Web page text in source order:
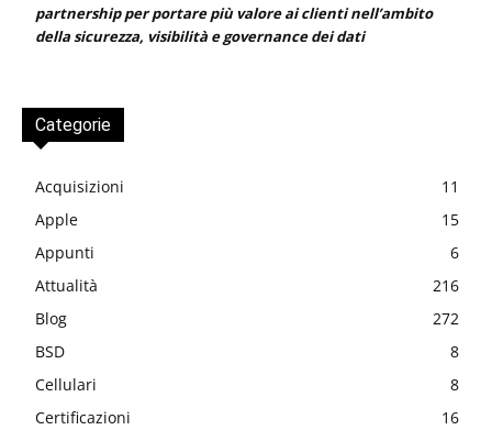
partnership per portare più valore ai clienti nell’ambito
della sicurezza, visibilità e governance dei dati
Categorie
Acquisizioni
11
Apple
15
Appunti
6
Attualità
216
Blog
272
BSD
8
Cellulari
8
Certificazioni
16